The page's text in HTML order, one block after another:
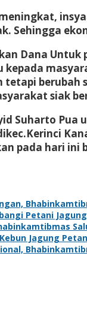
Sehingga
Dana Untuk
berubah
siak
Suharto
pada hari ini
Petani
Jagung